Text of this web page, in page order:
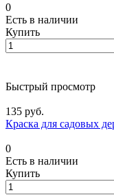
0
Есть в наличии
Купить
Быстрый просмотр
135 руб.
Краска для садовых
0
Есть в наличии
Купить